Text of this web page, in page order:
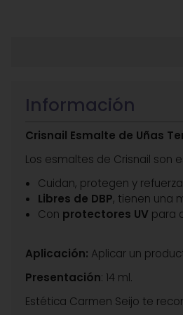
Información
Crisnail Esmalte de Uñas
Los esmaltes de Crisnail son
Cuidan, protegen y
Libres de DBP, tienen una
Con protectores UV para
Aplicación: Aplicar un
Presentación: 14 ml.
Estética Carmen Seijo te